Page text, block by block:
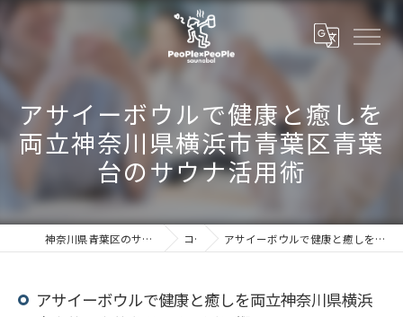
アサイーボウルで健康と癒しを
両立神奈川県横浜市青葉区青葉
台のサウナ活用術
神奈川県青葉区のサウナならSaunabal People×People コラム アサイーボウルで健康と癒しを両立神奈川県横浜市青葉区青葉台のサウナ活用術
アサイーボウルで健康と癒しを両立神奈川県横浜